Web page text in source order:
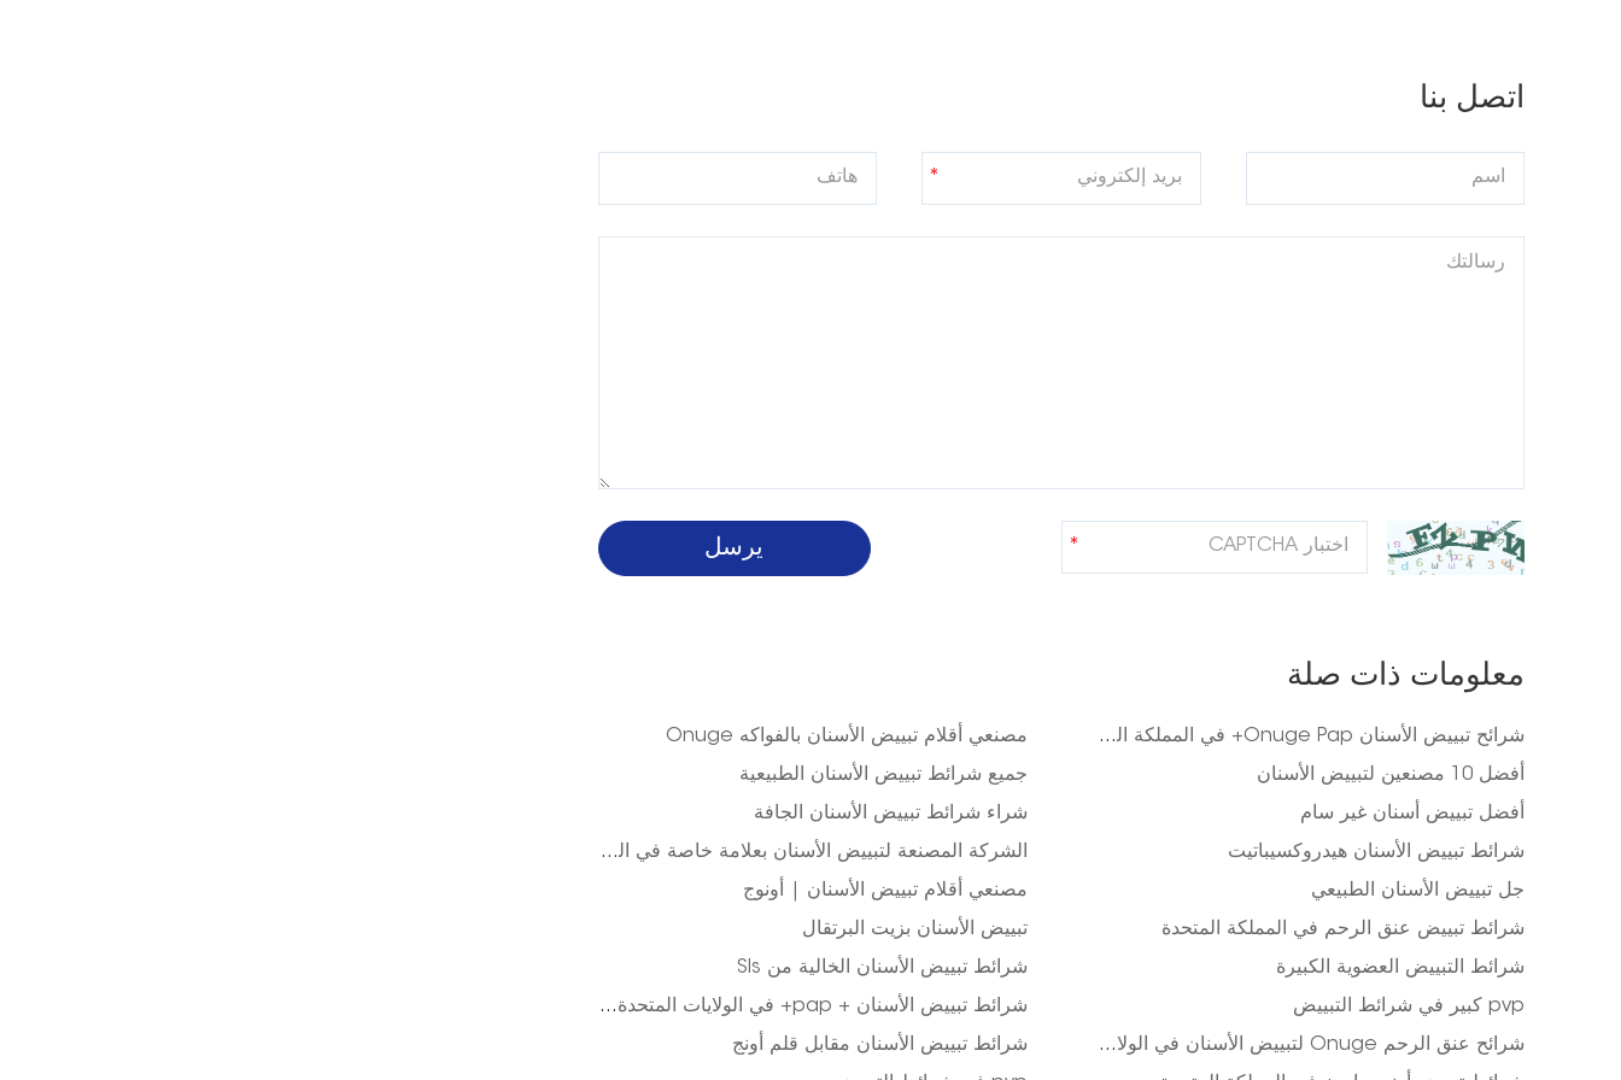
اتصل بنا
معلومات ذات صلة
شرائح تبييض الأسنان Onuge Pap+ في المملكة المتحدة
مصنعي أقلام تبييض الأسنان بالفواكه Onuge
أفضل 10 مصنعين لتبييض الأسنان
جميع شرائط تبييض الأسنان الطبيعية
أفضل تبييض أسنان غير سام
شراء شرائط تبييض الأسنان الجافة
شرائط تبييض الأسنان هيدروكسيباتيت
الشركة المصنعة لتبييض الأسنان بعلامة خاصة في الولايات المتحدة الأمريكية
جل تبييض الأسنان الطبيعي
مصنعي أقلام تبييض الأسنان | أونوج
شرائط تبييض عنق الرحم في المملكة المتحدة
تبييض الأسنان بزيت البرتقال
شرائط التبييض العضوية الكبيرة
شرائط تبييض الأسنان الخالية من Sls
pvp كبير في شرائط التبييض
شرائط تبييض الأسنان + pap+ في الولايات المتحدة الأمريكية
شرائح عنق الرحم Onuge لتبييض الأسنان في الولايات المتحدة الأمريكية
شرائط تبييض الأسنان مقابل قلم أونج